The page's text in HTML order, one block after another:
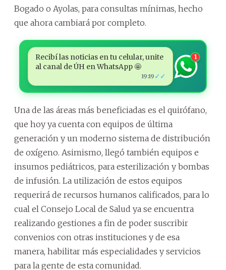
Bogado o Ayolas, para consultas mínimas, hecho
que ahora cambiará por completo.
Recibí las noticias en tu celular, unite
al canal de ÚH en WhatsApp 🤩
19:19 ✓✓
1
Una de las áreas más beneficiadas es el quirófano,
que hoy ya cuenta con equipos de última
generación y un moderno sistema de distribución
de oxígeno. Asimismo, llegó también equipos e
insumos pediátricos, para esterilización y bombas
de infusión. La utilización de estos equipos
requerirá de recursos humanos calificados, para lo
cual el Consejo Local de Salud ya se encuentra
realizando gestiones a fin de poder suscribir
convenios con otras instituciones y de esa
manera, habilitar más especialidades y servicios
para la gente de esta comunidad.